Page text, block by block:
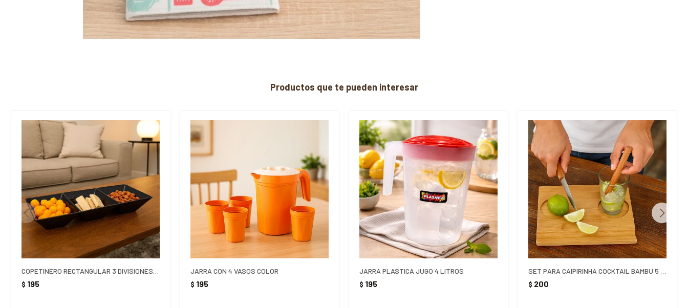
Productos que te pueden interesar
$ 195
JARRA CON 4 VASOS COLOR
$ 195
JARRA PLASTICA JUGO 4 LITROS
$ 195 $ 200